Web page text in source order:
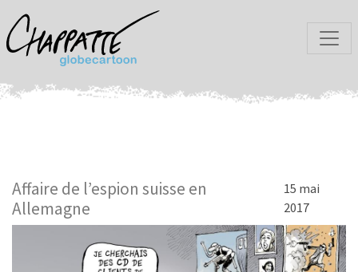
Affaire de l’espion suisse en
Allemagne
15 mai
2017